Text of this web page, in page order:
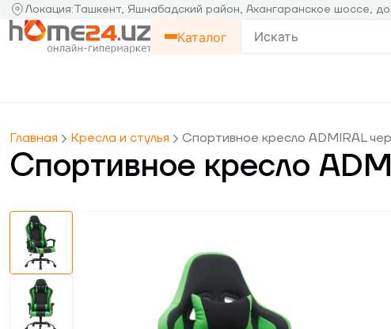
Локация:Ташкент, Яшнабадский район, Ахангаранское шоссе,
Каталог
Главная Кресла и стулья Спортивное кресло ADMIRAL
Спортивное кресло